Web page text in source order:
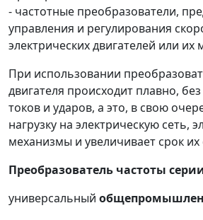
- частотные преобразователи,
управления и регулирования
электрических двигателей или их
При использовании
двигателя происходит плавно,
токов и ударов, а это, в свою
нагрузку на электрическую сеть,
механизмы и увеличивает срок
Преобразователь частоты
универсальный